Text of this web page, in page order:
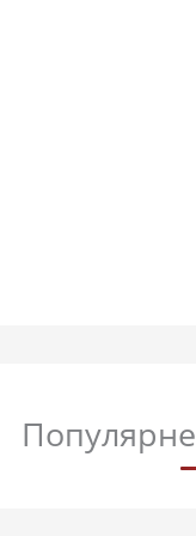
Популярне